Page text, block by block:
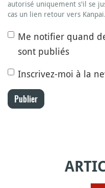
autorisé uniquement s'il se
cas un lien retour vers
Me notifier quand
sont publiés
Inscrivez-moi à la
Publier